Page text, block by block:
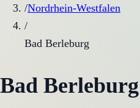
/Nordrhein-Westfalen
/
Bad Berleburg
Bad Berleburg